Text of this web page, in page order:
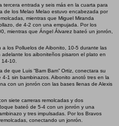
entrada y seis más en la cuarta para
de los Melao Melao estuvo encabezada por
mientras que Miguel Miranda
de 4-2 con una empujada. Por los
mientras que Ángel Álvarez bateó un jonrón,
los Polluelos de Aibonito, 10-5 durante las
los aiboniteños pisaron el plato en
10.
que Luis “Bam Bam” Ortiz, conectara su
1 sin bambinazos. Aibonito anotó tres en la
con un jonrón con las bases llenas de Alexis
siete carreras remolcadas y dos
bateó de 5-4 con un jonrón y una
y tres impulsadas. Por los Bravos
conectando un jonrón.